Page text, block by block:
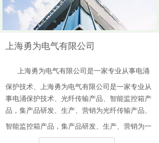
上海勇为电气有限公司
上海勇为电气有限公司是一家专业从事电涌
保护技术、 上海勇为电气有限公司是一家专业从
事电涌保护技术、光纤传输产品、智能监控箱产
品，集产品研发、生产、营销为光纤传输产品、
智能监控箱产品，集产品研发、生产、营销为一